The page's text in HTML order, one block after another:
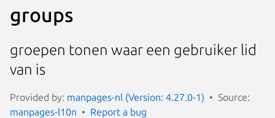
groups
groepen tonen waar een gebruiker lid
van is
Provided by: manpages-nl (Version: 4.27.0-1)
Source:
manpages-l10n
Report a bug